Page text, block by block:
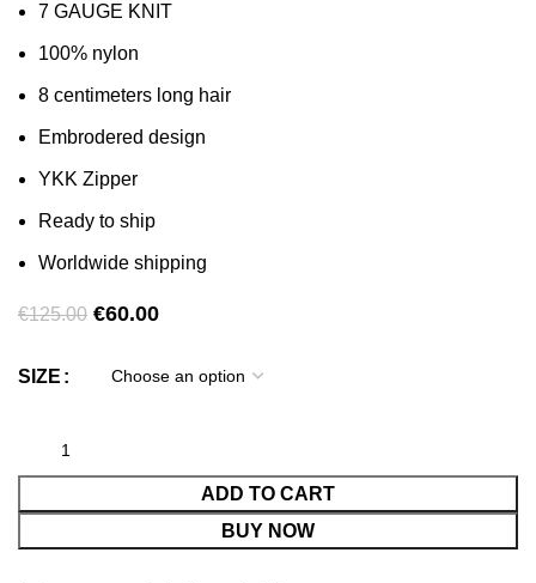
7 GAUGE KNIT
100% nylon
8 centimeters long hair
Embrodered design
YKK Zipper
Ready to ship
Worldwide shipping
€125.00 Original
€125.00.
€60.00Current
€60.00.
SIZE
ADD TO CART
BUY NOW